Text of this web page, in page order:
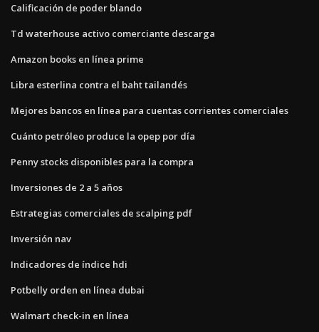
Calificación de poder blando
Td waterhouse activo comerciante descarga
Amazon books en línea prime
Libra esterlina contra el baht tailandés
Mejores bancos en línea para cuentas corrientes comerciales
Cuánto petróleo produce la opep por día
Penny stocks disponibles para la compra
Inversiones de 2 a 5 años
Estrategias comerciales de scalping pdf
Inversión nav
Indicadores de índice hdi
Potbelly orden en línea dubai
Walmart check-in en línea